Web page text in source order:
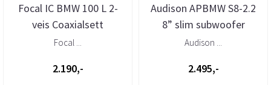
Focal IC BMW 100 L 2-
veis Coaxialsett
Focal ...
2.190,-
Audison APBMW S8-2.2
8” slim subwoofer
BMW/Mini 2 Ohm (stk)
Audison ...
2.495,-